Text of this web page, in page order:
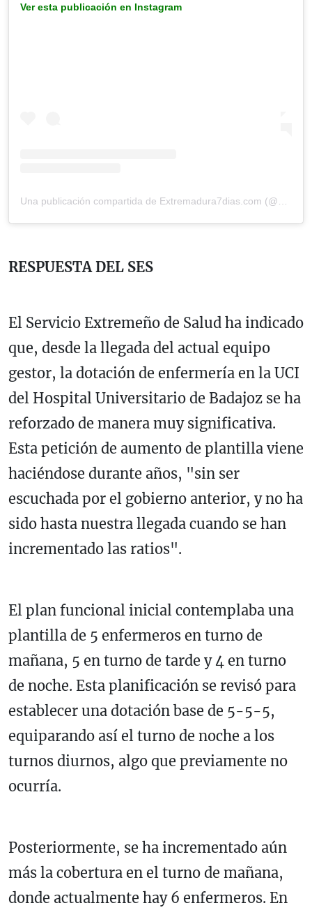
Ver esta publicación en Instagram
RESPUESTA DEL SES
El Servicio Extremeño de Salud ha indicado
que, desde la llegada del actual equipo
gestor, la dotación de enfermería en la UCI
del Hospital Universitario de Badajoz se ha
reforzado de manera muy significativa.
Esta petición de aumento de plantilla viene
haciéndose durante años, "sin ser
escuchada por el gobierno anterior, y no ha
sido hasta nuestra llegada cuando se han
incrementado las ratios".
El plan funcional inicial contemplaba una
plantilla de 5 enfermeros en turno de
mañana, 5 en turno de tarde y 4 en turno
de noche. Esta planificación se revisó para
establecer una dotación base de 5-5-5,
equiparando así el turno de noche a los
turnos diurnos, algo que previamente no
ocurría.
Posteriormente, se ha incrementado aún
más la cobertura en el turno de mañana,
donde actualmente hay 6 enfermeros. En